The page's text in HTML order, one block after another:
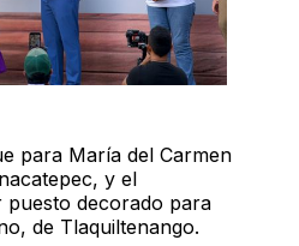
para María del Carmen
y el
decorado para
de Tlaquiltenango.